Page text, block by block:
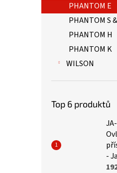
PHANTOM E
PHANTOM S
PHANTOM H
PHANTOM K
WILSON
Top 6 produktů
-